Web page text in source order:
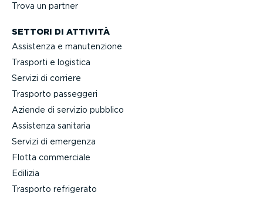
Trova un partner
SETTORI DI ATTIVITÀ
Assistenza e manuten­zione
Trasporti e logistica
Servizi di corriere
Trasporto passeggeri
Aziende di servizio pubblico
Assistenza sanitaria
Servizi di emergenza
Flotta commerciale
Edilizia
Trasporto refrigerato